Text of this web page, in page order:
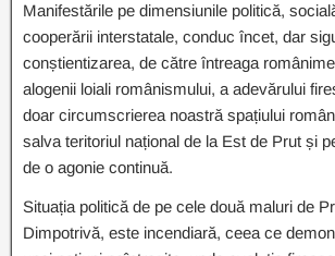
Manifestările pe dimensiunile politică,
cooperării interstatale, conduc încet, dar
conștientizarea, de către întreaga
alogenii loiali românismului, a adevărului
doar circumscrierea noastră spațiului
salva teritoriul național de la Est de Prut și
de o agonie continuă.
Situația politică de pe cele două maluri de
Dimpotrivă, este incendiară, ceea ce